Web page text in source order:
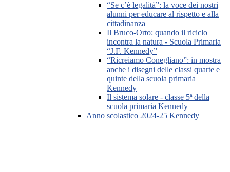
“Se c’è legalità”: la voce dei nostri
alunni per educare al rispetto e alla
cittadinanza
Il Bruco-Orto: quando il riciclo
incontra la natura - Scuola Primaria
“J.F. Kennedy”
“Ricreiamo Conegliano”: in mostra
anche i disegni delle classi quarte e
quinte della scuola primaria
Kennedy
Il sistema solare - classe 5ª della
scuola primaria Kennedy
Anno scolastico 2024-25 Kennedy